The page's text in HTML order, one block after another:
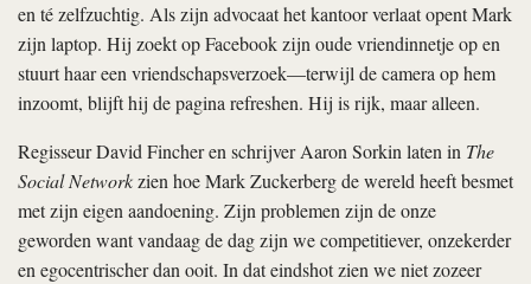
en té zelfzuchtig. Als zijn advocaat het kantoor verlaat opent Mark
zijn laptop. Hij zoekt op Facebook zijn oude vriendinnetje op en
stuurt haar een vriendschapsverzoek—terwijl de camera op hem
inzoomt, blijft hij de pagina refreshen. Hij is rijk, maar alleen.
Regisseur David Fincher en schrijver Aaron Sorkin laten in The
Social Networkzien hoe Mark Zuckerberg de wereld heeft besmet
met zijn eigen aandoening. Zijn problemen zijn de onze
geworden want vandaag de dag zijn we competitiever, onzekerder
en egocentrischer dan ooit. In dat eindshot zien we niet zozeer